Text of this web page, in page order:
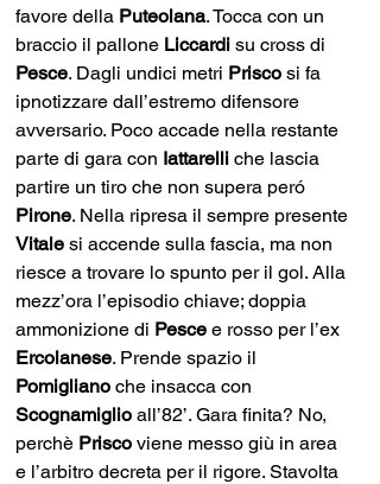
favore della Puteolana. Tocca con un
braccio il pallone Liccardi su cross di
Pesce. Dagli undici metri Prisco si fa
ipnotizzare dall’estremo difensore
avversario. Poco accade nella restante
parte di gara con Iattarelli che lascia
partire un tiro che non supera peró
Pirone. Nella ripresa il sempre presente
Vitale si accende sulla fascia, ma non
riesce a trovare lo spunto per il gol. Alla
mezz’ora l’episodio chiave; doppia
ammonizione di Pesce e rosso per l’ex
Ercolanese. Prende spazio il
Pomigliano che insacca con
Scognamiglio all’82’. Gara finita? No,
perchè Prisco viene messo giù in area
e l’arbitro decreta per il rigore. Stavolta